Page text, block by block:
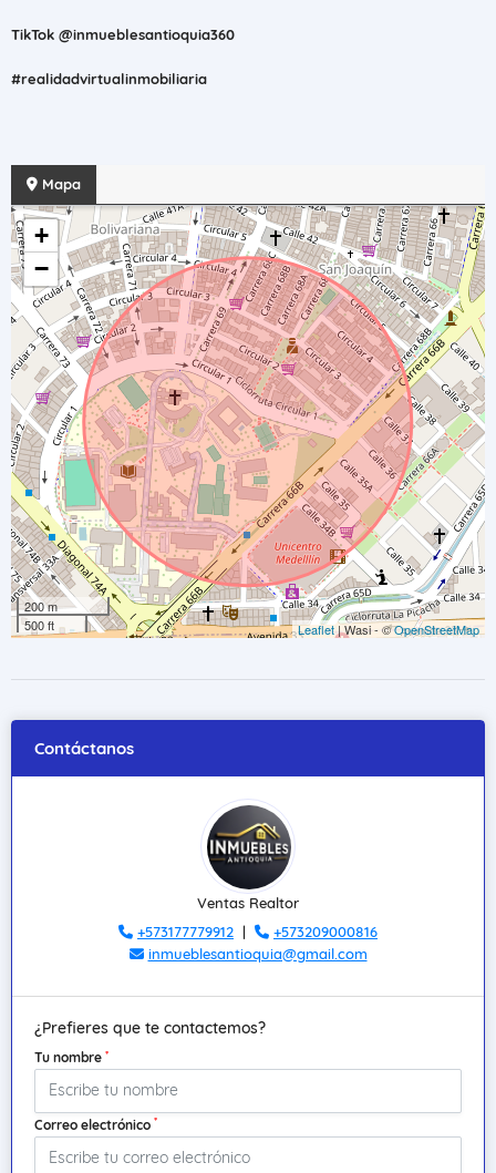
TikTok @inmueblesantioquia360
#realidadvirtualinmobiliaria
Mapa
+
−
200 m
500 ft
Leaflet| Wasi - ©OpenStreetMap
Contáctanos
Ventas Realtor
+573177779912 |
+573209000816
inmueblesantioquia@gmail.com
¿Prefieres que te contactemos?
Tu nombre *
Correo electrónico *